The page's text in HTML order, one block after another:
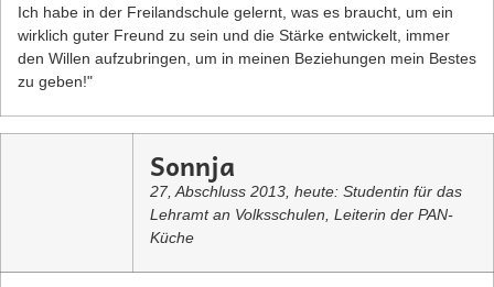
Ich habe in der Freilandschule gelernt, was es braucht, um ein
wirklich guter Freund zu sein und die Stärke entwickelt, immer
den Willen aufzubringen, um in meinen Beziehungen mein Bestes
zu geben!"
Sonnja
27, Abschluss 2013, heute: Studentin für das
Lehramt an Volksschulen, Leiterin der PAN-
Küche